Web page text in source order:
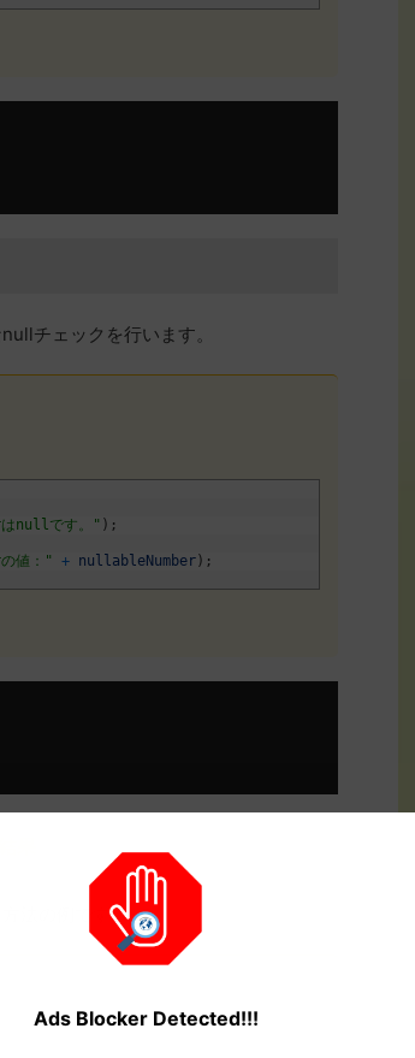
チェックを行います。
nullです。" ) ;
値：" + nullableNumber ) ;
果
法の例です。
Ads Blocker Detected!!!